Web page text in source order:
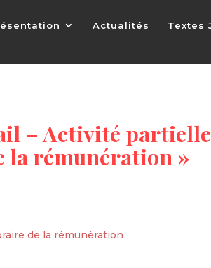
Actualités Textes
– Activité partielle
la rémunération »
de la rémunération